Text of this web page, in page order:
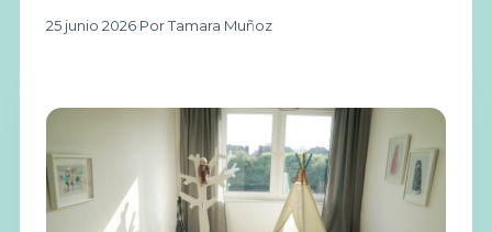
25 junio 2026·Por Tamara Muñoz